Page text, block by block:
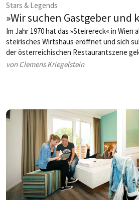
Stars & Legends
»Wir suchen Gastgeber und
Im Jahr 1970 hat das »Steirereck« in Wien
steirisches Wirtshaus eröffnet und sich
der österreichischen Restaurantszene
für ein ausführliches Porträt zum 50-
von Clemens Kriegelstein